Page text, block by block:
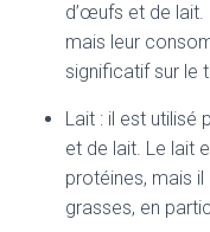
d’œufs et de
mais leur
significatif sur le
Lait : il est utilisé
et de lait. Le lait
protéines, mais
grasses, en